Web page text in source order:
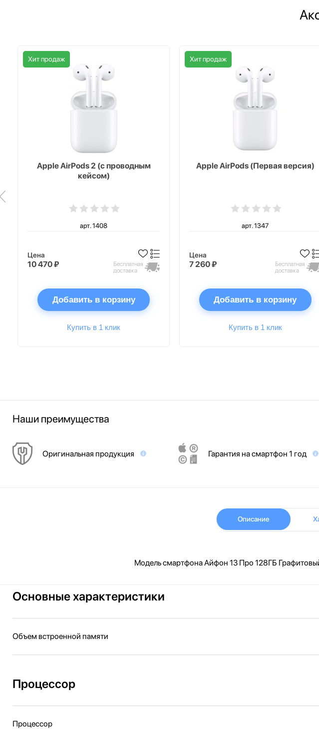
Хит продаж
Apple AirPods 2 (с проводным
кейсом)
арт. 1408
Цена
10 470 ₽
Бесплатная
доставка
Добавить в корзину
Купить в 1 клик
Хит продаж
Apple AirPods (Первая версия)
арт. 1347
Цена
7 260 ₽
Бесплатная
доставка
Добавить в корзину
Купить в 1 клик
Наши преимущества
Оригинальная продукция Гарантия на смартфон 1 год
Описание
Модель смартфона Айфон 13 Про 128ГБ
Основные характеристики
Объем встроенной памяти
Процессор
Процессор